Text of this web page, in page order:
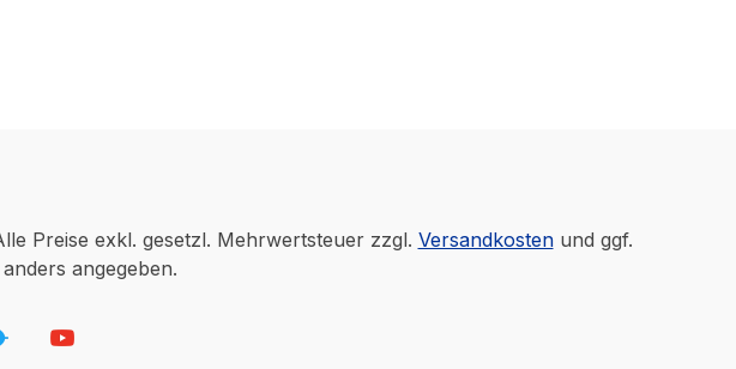
Preise exkl. gesetzl. Mehrwertsteuer zzgl. Versandkostenund ggf.
angegeben.